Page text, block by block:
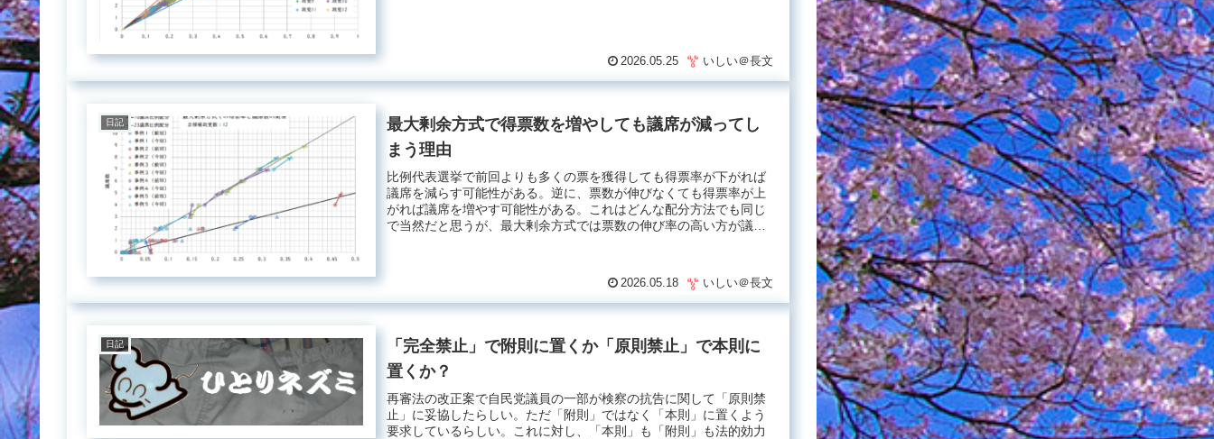
2026.05.25 いしい＠長文
日記
最大剰余方式で得票数を増やしても議席が減ってし
まう理由
比例代表選挙で前回よりも多くの票を獲得しても得票率が下がれば
議席を減らす可能性がある。逆に、票数が伸びなくても得票率が上
がれば議席を増やす可能性がある。これはどんな配分方法でも同じ
で当然だと思うが、最大剰余方式では票数の伸び率の高い方が議
2026.05.18 いしい＠長文
日記
「完全禁止」で附則に置くか「原則禁止」で本則に
置くか？
再審法の改正案で自民党議員の一部が検察の抗告に関して「原則禁
止」に妥協したらしい。ただ「附則」ではなく「本則」に置くよう
要求しているらしい。これに対し、「本則」も「附則」も法的効力